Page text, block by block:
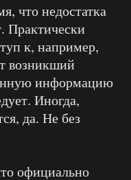
что недостатка
Практически
к, например,
возникший
информацию
Иногда,
да. Не без
официально